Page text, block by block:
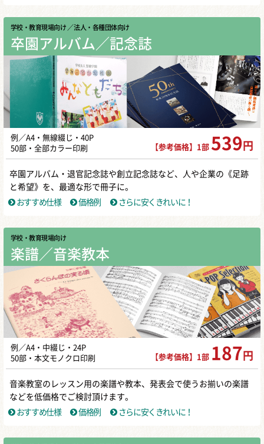
学校・教育現場向け ／ 法人・各種団体向け
卒園アルバム／記念誌
例／A4・無線綴じ・40P
50部・全部カラー印刷
【参考価格】1部 539 円
卒園アルバム・退官記念誌や創立記念誌など、人や企業の《足跡
と希望》を、最適な形で冊子に。
おすすめ仕様
価格例 さらに安くきれいに！
学校・教育現場向け
楽譜／音楽教本
例／A4・中綴じ・24P
50部・本文モノクロ印刷
【参考価格】1部 187 円
音楽教室のレッスン用の楽譜や教本、発表会で使うお揃いの楽譜
などを低価格でご検討頂けます。
おすすめ仕様
価格例 さらに安くきれいに！